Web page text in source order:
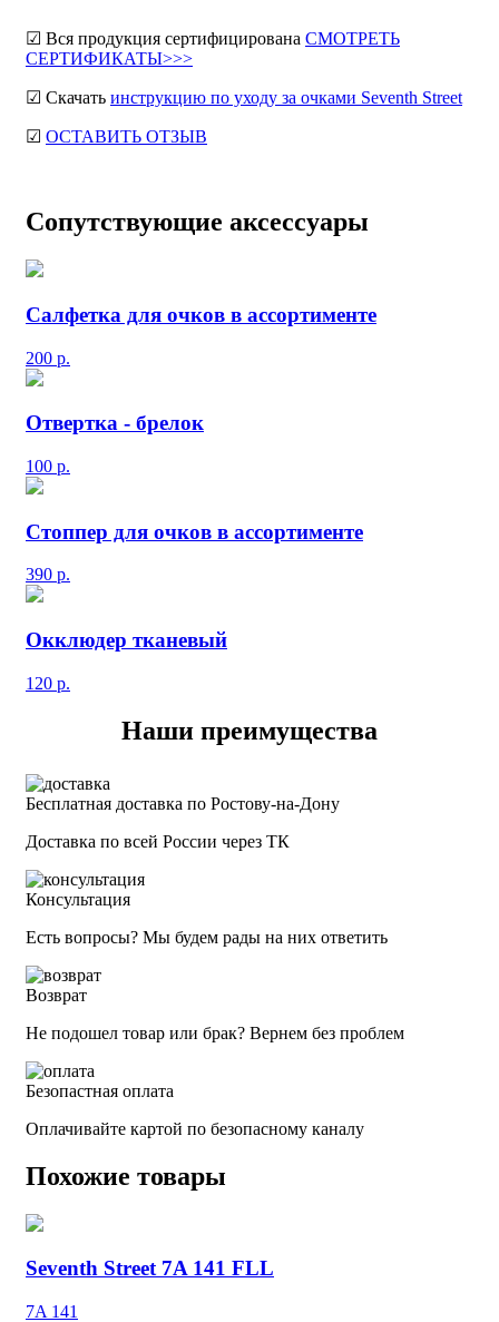
☑ Вся продукция сертифицирована СМОТРЕТЬ
СЕРТИФИКАТЫ>>>
☑ Скачать инструкцию по уходу за очками Seventh Street
☑ ОСТАВИТЬ ОТЗЫВ
Сопутствующие аксессуары
Салфетка для очков в ассортименте
200 р.
Отвертка - брелок
100 р.
Стоппер для очков в ассортименте
390 р.
Окклюдер тканевый
120 р.
Наши преимущества
Бесплатная доставка по Ростову-на-Дону
Доставка по всей России через ТК
Консультация
Есть вопросы? Мы будем рады на них ответить
Возврат
Не подошел товар или брак? Вернем без проблем
Безопастная оплата
Оплачивайте картой по безопасному каналу
Похожие товары
Seventh Street 7A 141 FLL
7A 141